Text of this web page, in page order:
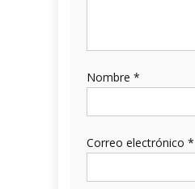
Nombre *
Correo electrónico *